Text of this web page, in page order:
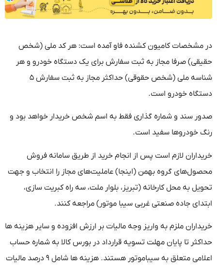
در مشخصات کامیون کشنده فاو آمده است: هر کد ملی (شخص
حقیقی) صرفا مجاز به ثبت سفارش برای یک دستگاه خودرو و هر
شناسه ملی (شخص حقوقی) حداکثر مجاز به ثبت سفارش ۵
دستگاه خودرو است.
صدور سند و شماره گذاری فقط به اسم شخص خریدار خواهد بود و
رنگ خودروها سفید است.
خریداران لازم است پس از انجام خرید از طریق سامانه فروش
محصول‌های گروه بهمن (اینجا) عاملیت‌های مجاز را انتخاب و جهت
تحویل به محل کارخانه (تبریز، بلوار ملت، سه راه کبریت سازی،
ابتدای جاده صنعتی غربی سیبا موتور) مراجعه کنند.
خریداران ملزم به واریز وجه مالیات بر ارزش افزوده و سایر هزینه ها
حداکثر تا پایان مهلت تسویه قرارداد در بورس کالا به شماره حساب
اعلامی متعلق به سیباموتور هستند. هزینه ها شامل ۹ درصد مالیات